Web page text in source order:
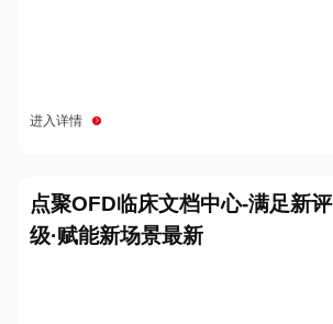
进入详情
点聚OFD临床文档中心-满足新评
级·赋能新场景最新